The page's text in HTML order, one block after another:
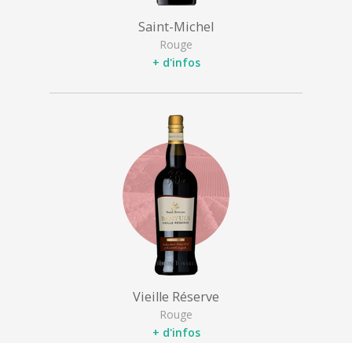
Saint-Michel
Rouge
+ d'infos
Vieille Réserve
Rouge
+ d'infos